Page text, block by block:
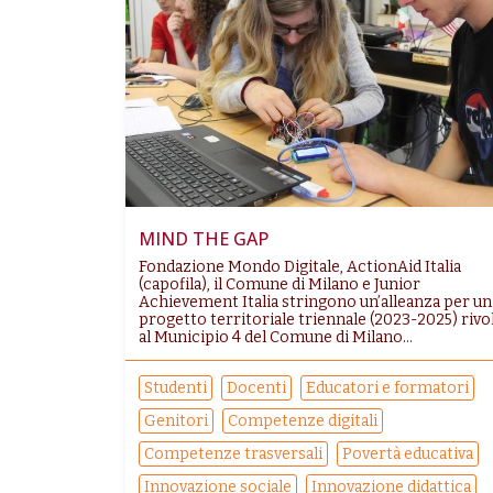
MIND THE GAP
Fondazione Mondo Digitale, ActionAid Italia
(capofila), il Comune di Milano e Junior
Achievement Italia stringono un’alleanza per un
progetto territoriale triennale (2023-2025)
al Municipio 4 del Comune di Milano...
Studenti Docenti
Educatori e formatori
Genitori
Competenze digitali
Competenze trasversali
Povertà educativa
Innovazione sociale
Innovazione didattica